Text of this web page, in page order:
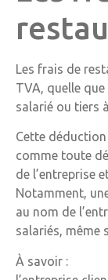
Les frais de
TVA, quelle
salarié ou tiers
Cette
comme toute
de l’entreprise
Notamment,
au nom de
salariés, même
À savoir :